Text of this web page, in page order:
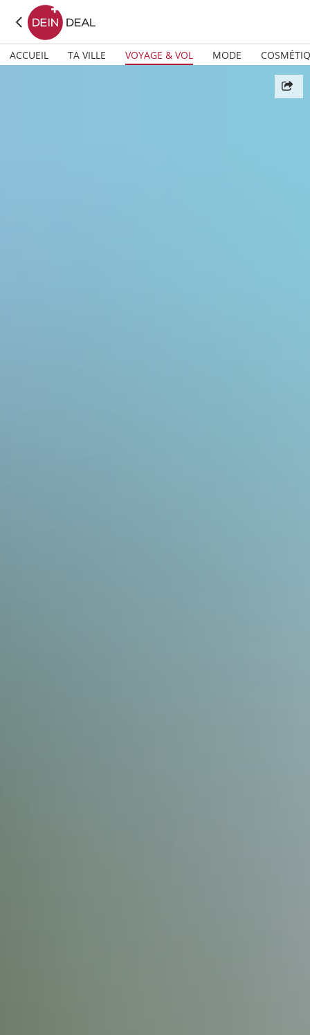
ACCUEIL TA VILLE VOYAGE & VOL MODE